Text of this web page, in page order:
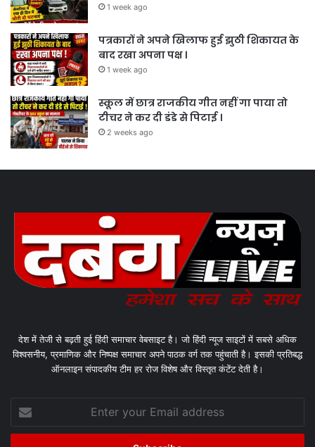
1 week ago
पत्रकारों ने अपने खिलाफ हुई झुठी शिकायत के
बाद रखा अपना पक्ष ।
1 week ago
स्कूल में छात्र राजकीय गीत नहीं गा पाया तो
टीचर ने कर दी डंडे से पिटाई ।
2 weeks ago
देश में तेजी से बढ़ती हुई हिंदी समाचार वेबसाइट है। जो हिंदी न्यूज साइटों में सबसे अधिक
विश्वसनीय, प्रमाणिक और निष्पक्ष समाचार अपने पाठक वर्ग तक पहुंचाती है। इसकी प्रतिबद्ध
ऑनलाइन संपादकीय टीम हर रोज विशेष और विस्तृत कंटेंट देती है।
your
Email